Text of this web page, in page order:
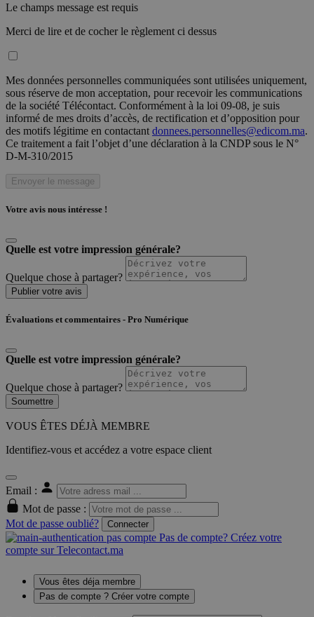
Le champs message est requis
Merci de lire et de cocher le règlement ci dessus
Mes données personnelles communiquées sont utilisées uniquement,
sous réserve de mon acceptation, pour recevoir les communications
de la société Télécontact. Conformément à la loi 09-08, je suis
informé de mes droits d’accès, de rectification et d’opposition pour
des motifs légitime en contactant donnees.personnelles@edicom.ma.
Ce traitement a fait l’objet d’une déclaration à la CNDP sous le N°
D-M-310/2015
Envoyer le message
Votre avis nous intéresse !
Quelle est votre impression générale?
Quelque chose à partager?
Publier votre avis
Évaluations et commentaires - Pro Numérique
Quelle est votre impression générale?
Quelque chose à partager?
Soumettre
VOUS ÊTES DÉJÀ MEMBRE
Identifiez-vous et accédez a votre espace client
Email :
Mot de passe :
Mot de passe oublié?
Connecter
Pas de compte? Créez votre
compte sur Telecontact.ma
Vous êtes déja membre
Pas de compte ? Créer votre compte